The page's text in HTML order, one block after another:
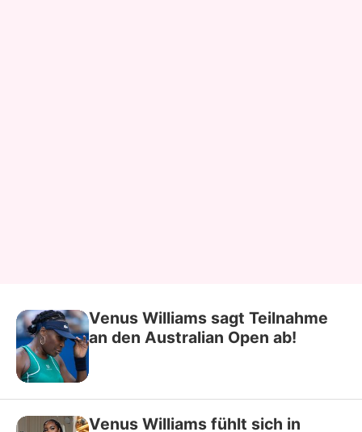
Venus Williams sagt Teilnahme
an den Australian Open ab!
Venus Williams fühlt sich in